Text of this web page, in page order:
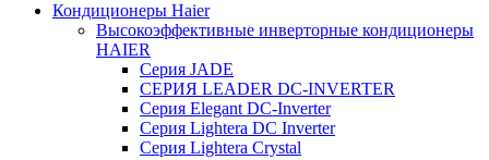
Кондиционеры Haier
Высокоэффективные инверторные кондиционеры
HAIER
Серия JADE
СЕРИЯ LEADER DC-INVERTER
Серия Elegant DC-Inverter
Серия Lightera DC Inverter
Серия Lightera Crystal